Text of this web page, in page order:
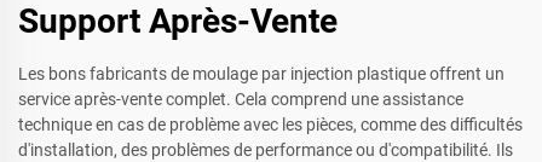
Support Après-Vente
Les bons fabricants de moulage par injection plastique offrent un
service après-vente complet. Cela comprend une assistance
technique en cas de problème avec les pièces, comme des difficultés
d'installation, des problèmes de performance ou d'compatibilité. Ils